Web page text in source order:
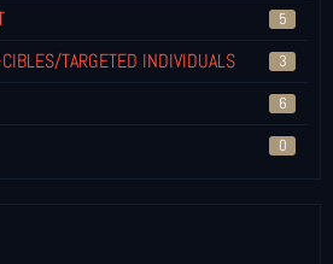
5
TARGETED INDIVIDUALS 3
6
0